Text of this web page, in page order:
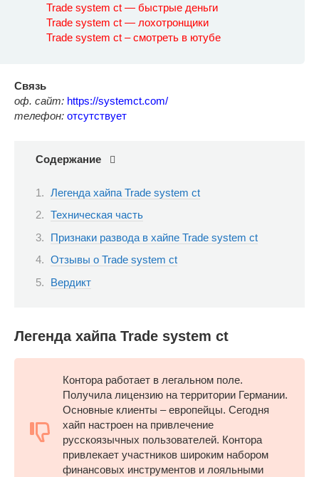
Trade system ct — быстрые деньги
Trade system ct — лохотронщики
Trade system ct – смотреть в ютубе
Связь
оф. сайт: https://systemct.com/
телефон: отсутствует
Содержание
Легенда хайпа Trade system ct
Техническая часть
Признаки развода в хайпе Trade system ct
Отзывы о Trade system ct
Вердикт
Легенда хайпа Trade system ct
Контора работает в легальном поле.
Получила лицензию на территории Германии.
Основные клиенты – европейцы. Сегодня
хайп настроен на привлечение
русскоязычных пользователей. Контора
привлекает участников широким набором
финансовых инструментов и лояльными